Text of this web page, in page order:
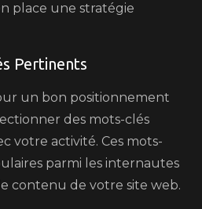
place une stratégie
Pertinents
un bon positionnement
des mots-clés
votre activité. Ces mots-
parmi les internautes
contenu de votre site web.